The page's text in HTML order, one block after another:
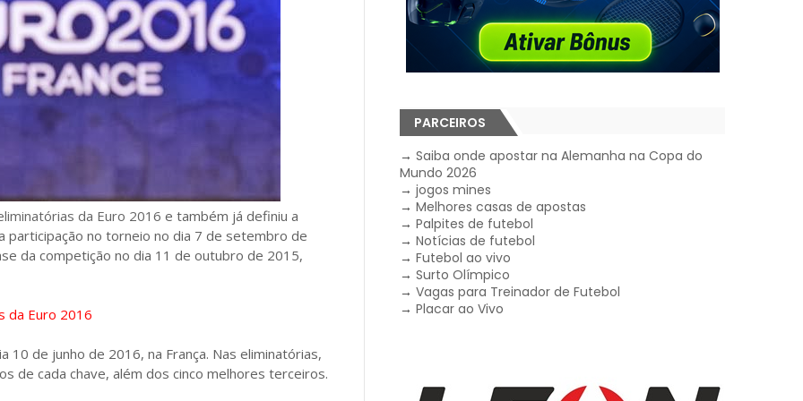
da Euro 2016 e também já definiu a
participação no torneio no dia 7 de setembro de
da competição no dia 11 de outubro de 2015,
da Euro 2016
10 de junho de 2016, na França. Nas eliminatórias,
de cada chave, além dos cinco melhores terceiros.
PARCEIROS
→Saiba onde apostar na Alemanha na Copa do
Mundo 2026
→jogos mines
→Melhores casas de apostas
→Palpites de futebol
→Notícias de futebol
→Futebol ao vivo
→Surto Olímpico
→Vagas para Treinador de Futebol
→Placar ao Vivo